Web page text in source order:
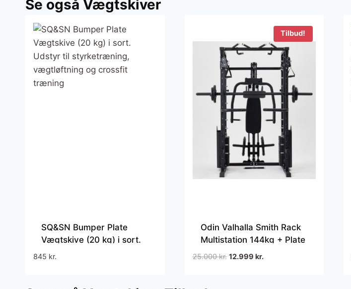
Se også Vægtskiver
SQ&SN Bumper Plate
Vægtskive (20 kg) i sort.
Udstyr til styrketræning,
845 kr.
Tilbud!
Odin Valhalla Smith Rack
Multistation 144kg + Plate
Load (Til vægtskiver)
25.000kr. Den
12.999 kr.Den